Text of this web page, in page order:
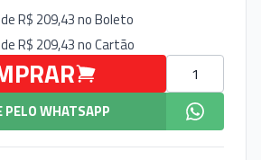
R$ 209,43 noBoleto
R$ 209,43 noCartão
PELO WHATSAPP